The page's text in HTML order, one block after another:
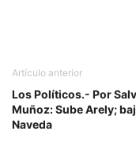
Artículo anterior
Los Políticos.- Por
Muñoz: Sube Arely;
Naveda